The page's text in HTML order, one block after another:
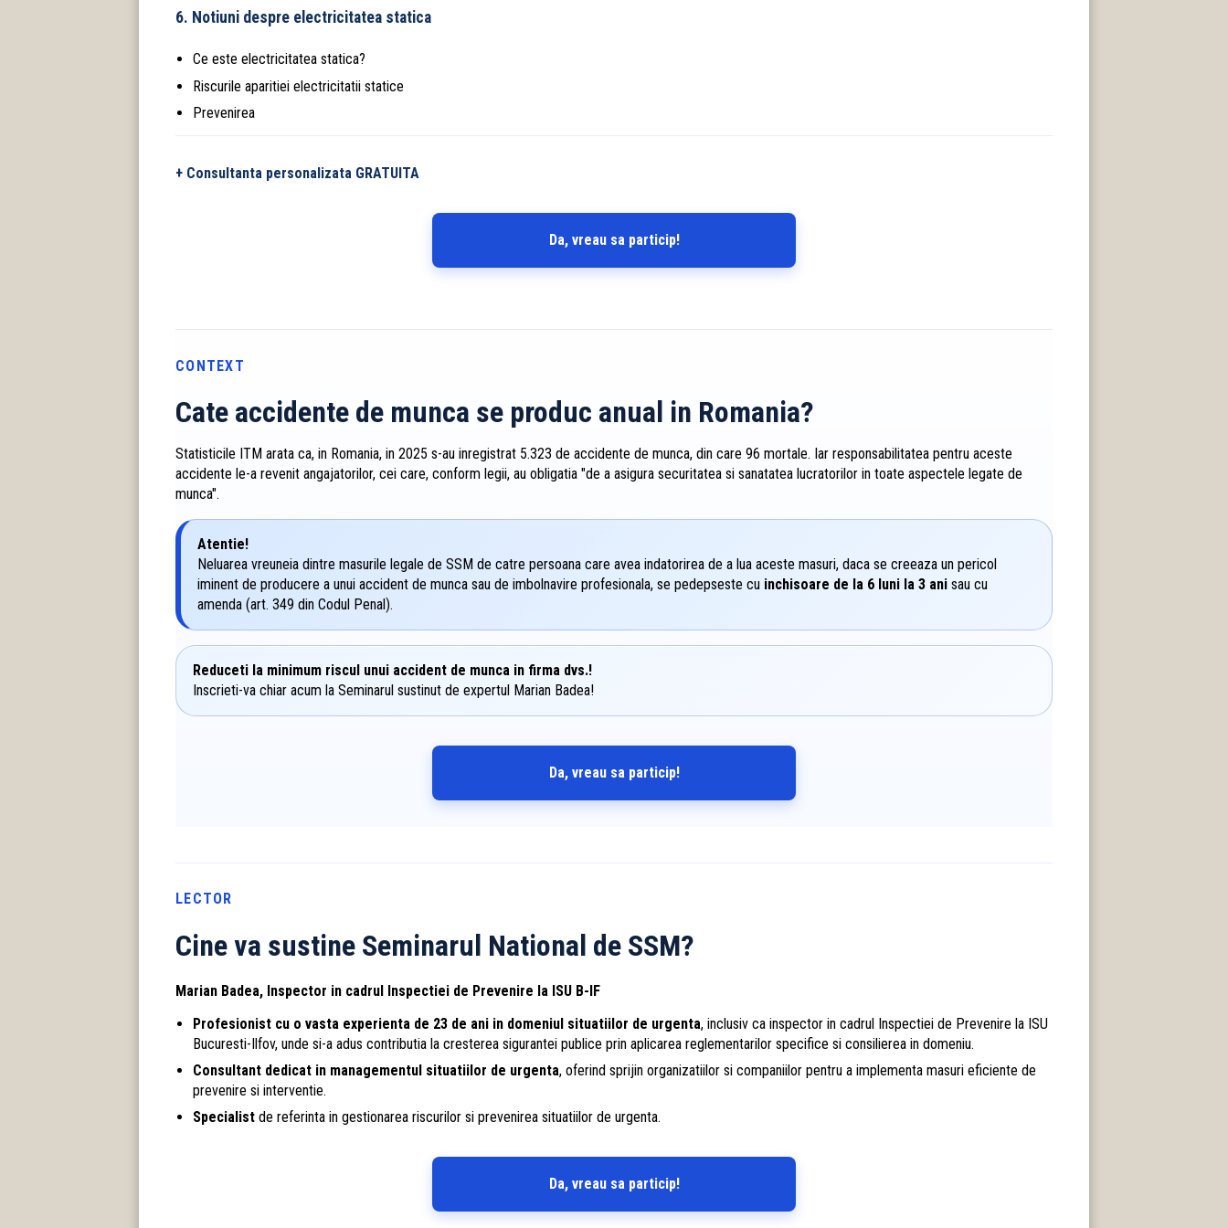
6. Notiuni despre electricitatea statica
Ce este electricitatea statica?
Riscurile aparitiei electricitatii statice
Prevenirea
+ Consultanta personalizata GRATUITA
Da, vreau sa particip!
CONTEXT
Cate accidente de munca se produc anual in Romania?
Statisticile ITM arata ca, in Romania, in 2025 s-au inregistrat 5.323 de accidente de munca, din care 96 mortale. Iar responsabilitatea pentru aceste
accidente le-a revenit angajatorilor, cei care, conform legii, au obligatia "de a asigura securitatea si sanatatea lucratorilor in toate aspectele legate de
munca".
Atentie!
Neluarea vreuneia dintre masurile legale de SSM de catre persoana care avea indatorirea de a lua aceste masuri, daca se creeaza un pericol
iminent de producere a unui accident de munca sau de imbolnavire profesionala, se pedepseste cu inchisoare de la 6 luni la 3 anisau cu
amenda (art. 349 din Codul Penal).
Reduceti la minimum riscul unui accident de munca in firma dvs.!
Inscrieti-va chiar acum la Seminarul sustinut de expertul Marian Badea!
Da, vreau sa particip!
LECTOR
Cine va sustine Seminarul National de SSM?
Marian Badea, Inspector in cadrul Inspectiei de Prevenire la ISU B-IF
Profesionist cu o vasta experienta de 23 de ani in domeniul situatiilor de urgenta, inclusiv ca inspector in cadrul Inspectiei de Prevenire la ISU
Bucuresti-Ilfov, unde si-a adus contributia la cresterea sigurantei publice prin aplicarea reglementarilor specifice si consilierea in domeniu.
Consultant dedicat in managementul situatiilor de urgenta, oferind sprijin organizatiilor si companiilor pentru a implementa masuri eficiente de
prevenire si interventie.
Specialistde referinta in gestionarea riscurilor si prevenirea situatiilor de urgenta.
Da, vreau sa particip!